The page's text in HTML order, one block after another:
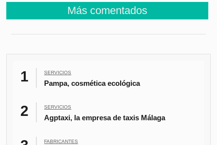
Más comentados
SERVICIOS
Pampa, cosmética ecológica
SERVICIOS
Agptaxi, la empresa de taxis Málaga
FABRICANTES